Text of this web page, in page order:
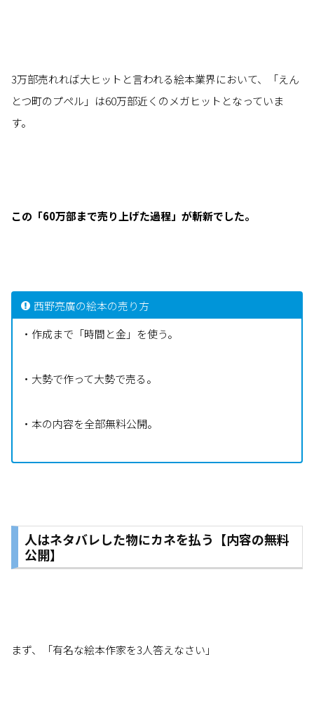
3万部売れれば大ヒットと言われる絵本業界において、「えん
とつ町のプペル」は60万部近くのメガヒットとなっていま
す。
この「60万部まで売り上げた過程」が斬新でした。
西野亮廣の絵本の売り方
・作成まで「時間と金」を使う。
・大勢で作って大勢で売る。
・本の内容を全部無料公開。
人はネタバレした物にカネを払う【内容の無料
公開】
まず、「有名な絵本作家を3人答えなさい」